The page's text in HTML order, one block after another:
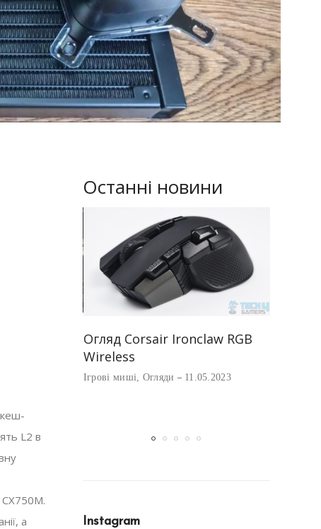
кеш-
L2 в
а
Останні новини
M.2 для
Steam
Огляд Corsair Ironclaw RGB
Wireless
Ігрові миші Огляди 11.05.2023
Instagram